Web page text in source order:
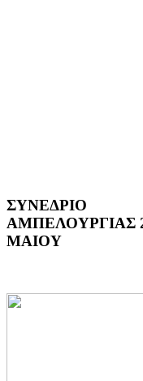
ΣΥΝΕΔΡΙΟ
ΑΜΠΕΛΟΥΡΓΙΑΣ
ΜΑΙΟΥ